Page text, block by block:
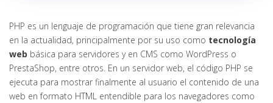
PHP es un lenguaje de programación que tiene gran relevancia
en la actualidad, principalmente por su uso como tecnología
web básica para servidores y en CMS como WordPress o
PrestaShop, entre otros. En un servidor web, el código PHP se
ejecuta para mostrar finalmente al usuario el contenido de una
web en formato HTML entendible para los navegadores como